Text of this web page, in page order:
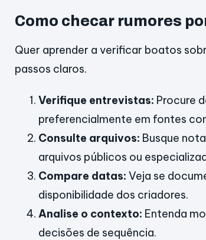
Como checar rumores
Quer aprender a verificar boatos
passos claros.
Verifique entrevistas: Procure
preferencialmente em fontes
Consulte arquivos: Busque
arquivos públicos ou
Compare datas: Veja se
disponibilidade dos criadores.
Analise o contexto: Entenda
decisões de sequência.